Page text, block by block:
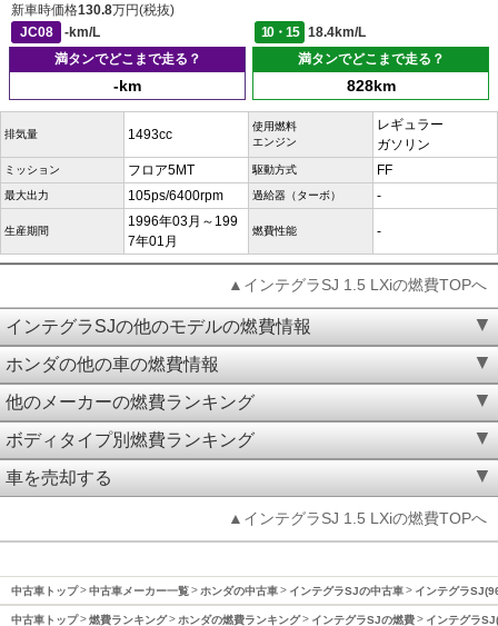
新車時価格130.8万円(税抜)
JC08
-km/L 10・15
18.4km/L
満タンでどこまで走る？
-km
満タンでどこまで走る？
828km
排気量 1493cc
使用燃料
エンジン
レギュラー
ガソリン
ミッション フロア5MT 駆動方式 FF
最大出力 105ps/6400rpm 過給器（ターボ） -
生産期間
1996年03月～199
7年01月
燃費性能 -
▲インテグラSJ 1.5 LXiの燃費TOPへ
インテグラSJの他のモデルの燃費情報
ホンダの他の車の燃費情報
他のメーカーの燃費ランキング
ボディタイプ別燃費ランキング
車を売却する
▲インテグラSJ 1.5 LXiの燃費TOPへ
中古車トップ 中古車メーカー一覧 ホンダの中古車 インテグラSJの中古車 インテグラ
中古車トップ 燃費ランキング ホンダの燃費ランキング インテグラSJの燃費 インテグラ